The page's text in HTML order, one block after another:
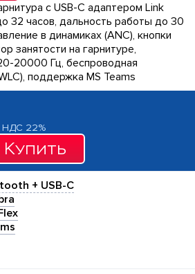
с USB-C адаптером Link
32 часов, дальность работы до 30
в динамиках (ANC), кнопки
занятости на гарнитуре,
20000 Гц, беспроводная
поддержка MS Teams
НДС 22%
Купить
+ USB-C